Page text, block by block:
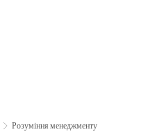
Розуміння менеджменту